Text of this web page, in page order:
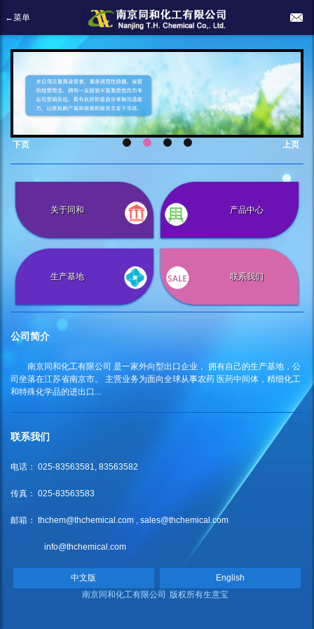
←菜单
上页
下页
关于同和 产品中心
生产基地 联系我们
公司简介
南京同和化工有限公司 是一家外向型出口企业， 拥有自己的生产基地，公
司坐落在江苏省南京市。 主营业务为面向全球从事农药 医药中间体，精细化工
和特殊化学品的进出口...
联系我们
电话： 025-83563581, 83563582
传真： 025-83563583
邮箱： thchem@thchemical.com , sales@thchemical.com
info@thchemical.com
中文版
English
南京同和化工有限公司 版权所有生意宝